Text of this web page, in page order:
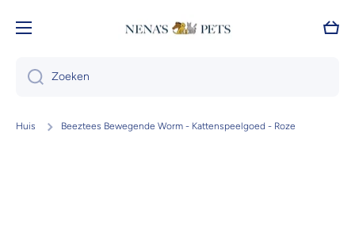
Doorgaan naar artikel
Zoeken
Huis Beeztees Bewegende Worm - Kattenspeelgoed - Roze